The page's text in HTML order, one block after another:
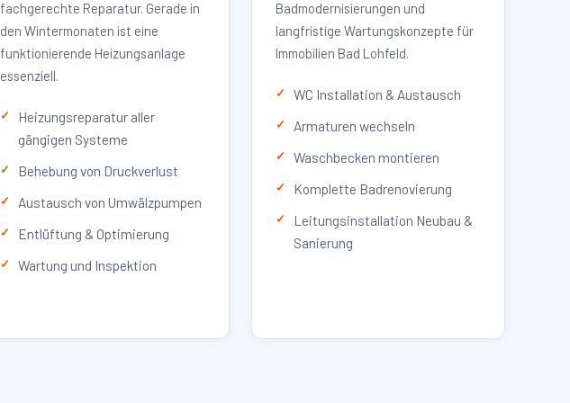
fachgerechte Reparatur. Gerade in
den Wintermonaten ist eine
funktionierende Heizungsanlage
essenziell.
Heizungsreparatur aller
gängigen Systeme
Behebung von Druckverlust
Austausch von Umwälzpumpen
Entlüftung & Optimierung
Wartung und Inspektion
Badmodernisierungen und
langfristige Wartungskonzepte für
Immobilien Bad Lohfeld.
WC Installation & Austausch
Armaturen wechseln
Waschbecken montieren
Komplette Badrenovierung
Leitungsinstallation Neubau &
Sanierung